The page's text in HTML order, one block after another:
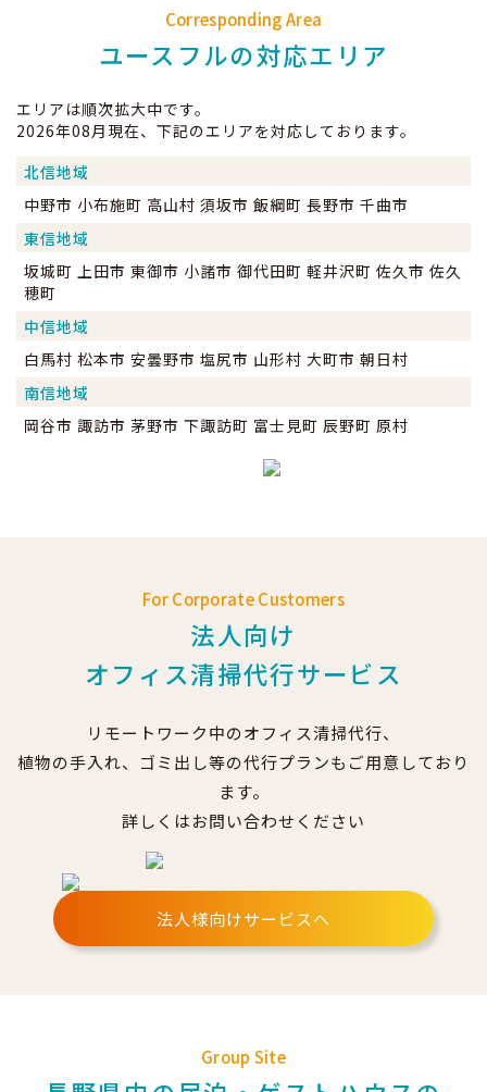
Corresponding Area
ユースフルの対応エリア
エリアは順次拡大中です。
2026年08月現在、下記のエリアを対応しております。
北信地域
中野市 小布施町 高山村 須坂市 飯綱町 長野市 千曲市
東信地域
坂城町 上田市 東御市 小諸市 御代田町 軽井沢町 佐久市 佐久
穂町
中信地域
白馬村 松本市 安曇野市 塩尻市 山形村 大町市 朝日村
南信地域
岡谷市 諏訪市 茅野市 下諏訪町 富士見町 辰野町 原村
For Corporate Customers
法人向け
オフィス清掃代行サービス
リモートワーク中のオフィス清掃代行、
植物の手入れ、ゴミ出し等の代行プランもご用意しており
ます。
詳しくはお問い合わせください
法人様向けサービスへ
Group Site